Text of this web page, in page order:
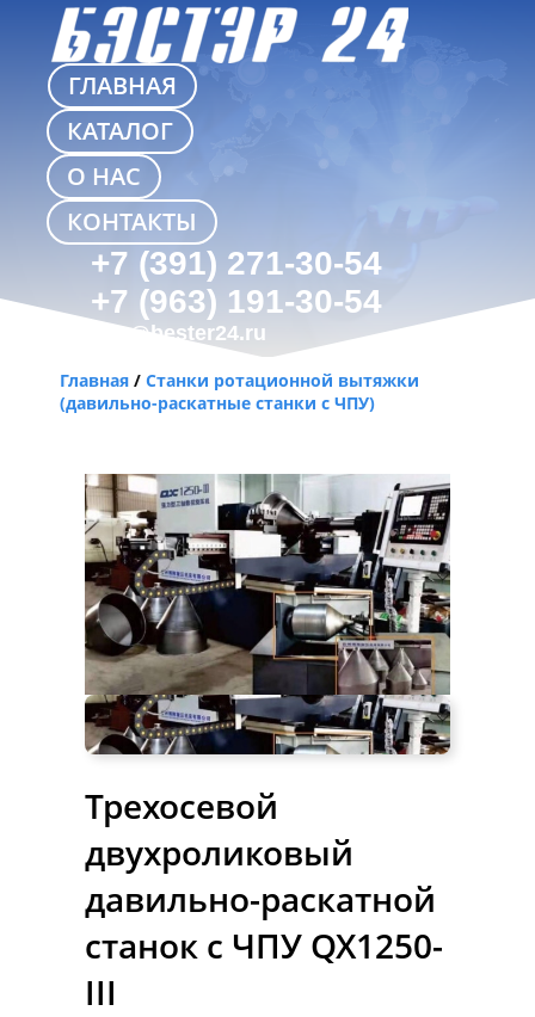
ГЛАВНАЯ
КАТАЛОГ
О НАС
КОНТАКТЫ
+7 (391) 271-30-54
+7 (963) 191-30-54
info@bester24.ru
Главная /Станки ротационной вытяжки
(давильно-раскатные станки с ЧПУ)
Трехосевой
двухроликовый
давильно-раскатной
станок с ЧПУ QX1250-
III